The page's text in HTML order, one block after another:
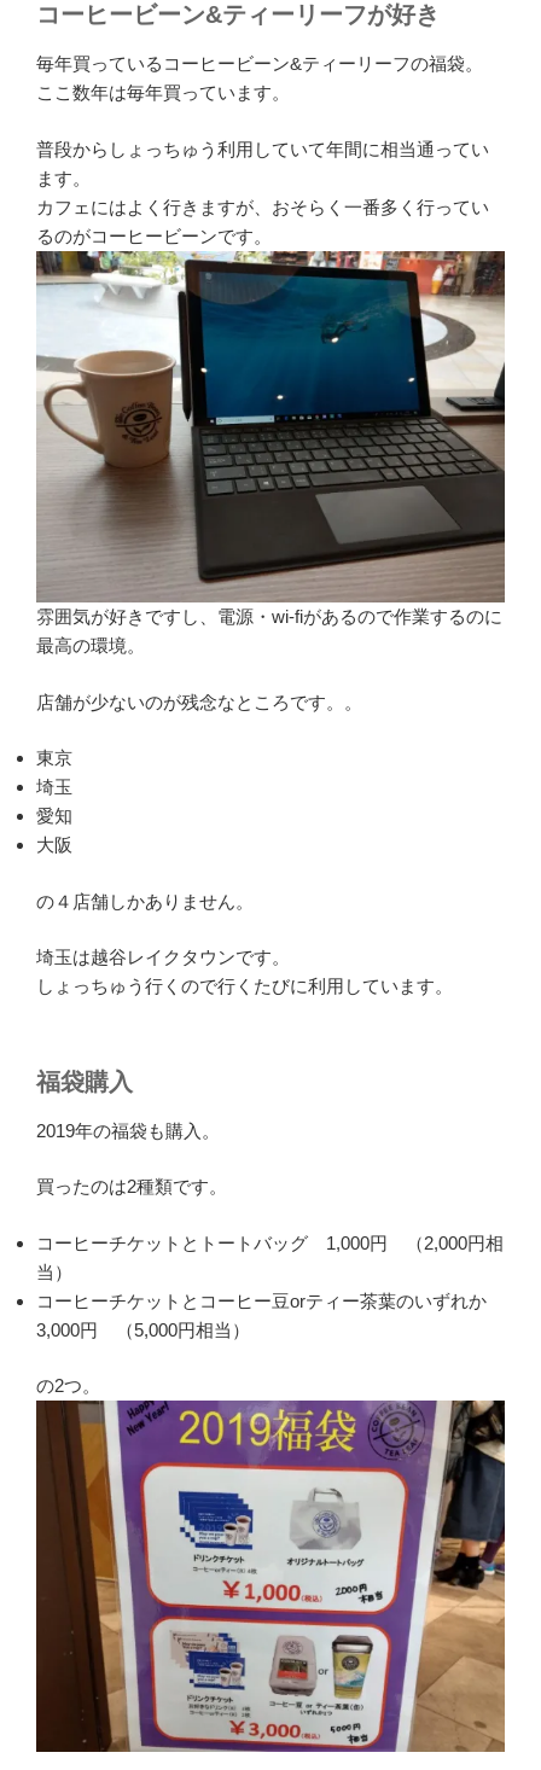
コーヒービーン&ティーリーフが好き
毎年買っているコーヒービーン&ティーリーフの福袋。
ここ数年は毎年買っています。
普段からしょっちゅう利用していて年間に相当通ってい
ます。
カフェにはよく行きますが、おそらく一番多く行ってい
るのがコーヒービーンです。
雰囲気が好きですし、電源・wi-fiがあるので作業するのに
最高の環境。
店舗が少ないのが残念なところです。。
東京
埼玉
愛知
大阪
の４店舗しかありません。
埼玉は越谷レイクタウンです。
しょっちゅう行くので行くたびに利用しています。
福袋購入
2019年の福袋も購入。
買ったのは2種類です。
コーヒーチケットとトートバッグ 1,000円 （2,000円相
当）
コーヒーチケットとコーヒー豆orティー茶葉のいずれか
3,000円 （5,000円相当）
の2つ。